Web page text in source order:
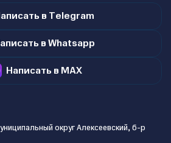
в Telegram
в Whatsapp
Написать в MAX
округ Алексеевский, б-р